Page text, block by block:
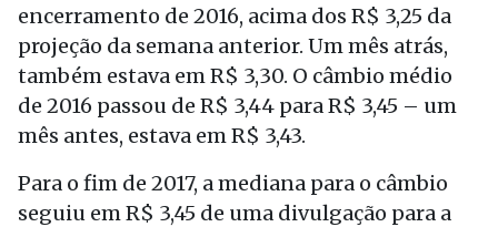
encerramento de 2016, acima dos R$ 3,25 da
projeção da semana anterior. Um mês atrás,
também estava em R$ 3,30. O câmbio médio
de 2016 passou de R$ 3,44 para R$ 3,45 – um
mês antes, estava em R$ 3,43.
Para o fim de 2017, a mediana para o câmbio
seguiu em R$ 3,45 de uma divulgação para a